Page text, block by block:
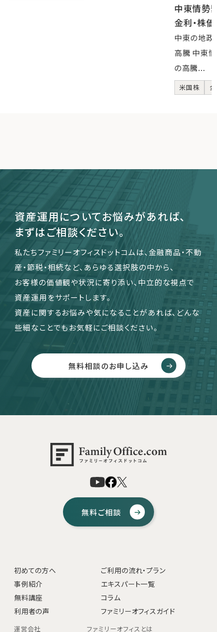
中東情勢
金利・株
中東の地政
高騰 中東
の高騰...
米国株 金
資産運用についてお悩みがあれば、
まずはご相談ください。
私たちファミリーオフィスドットコムは、金融商品・不動
産・節税・相続など、あらゆる選択肢の中から、
お客様の価値観や状況に寄り添い、中立的な視点で
資産運用をサポートします。
資産に関するお悩みや気になることがあれば、どんな
些細なことでもお気軽にご相談ください。
無料相談のお申し込み
無料ご相談
初めての方へ
ご利用の流れ・プラン
事例紹介
エキスパート一覧
無料講座
コラム
利用者の声
ファミリーオフィスガイド
運営会社 ファミリーオフィスとは